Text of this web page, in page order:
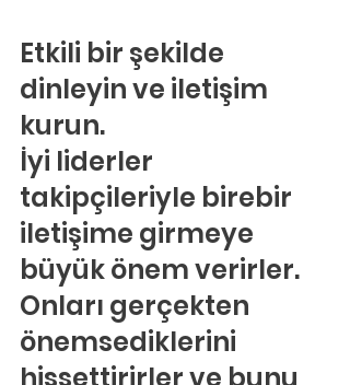
Etkili bir şekilde
dinleyin ve iletişim
kurun.
İyi liderler
takipçileriyle birebir
iletişime girmeye
büyük önem verirler.
Onları gerçekten
önemsediklerini